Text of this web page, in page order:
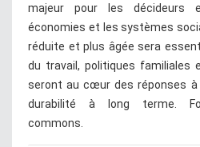
majeur pour les décideurs
économies et les systèmes
réduite et plus âgée sera
du travail, politiques familiales
seront au cœur des réponses à
durabilité à long terme.
commons.